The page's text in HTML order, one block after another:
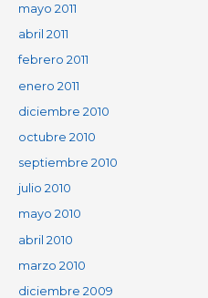
mayo 2011
abril 2011
febrero 2011
enero 2011
diciembre 2010
octubre 2010
septiembre 2010
julio 2010
mayo 2010
abril 2010
marzo 2010
diciembre 2009